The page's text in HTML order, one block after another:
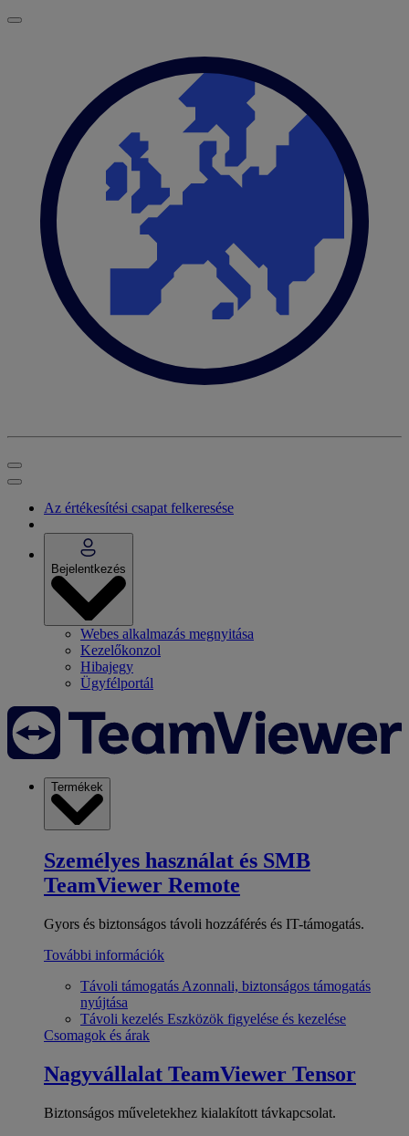
Az értékesítési csapat felkeresése
Bejelentkezés
Webes alkalmazás megnyitása
Kezelőkonzol
Hibajegy
Ügyfélportál
Termékek
Személyes használat és SMB
TeamViewer Remote
Gyors és biztonságos távoli hozzáférés és IT-támogatás.
További információk
Távoli támogatás Azonnali, biztonságos támogatás
nyújtása
Távoli kezelés Eszközök figyelése és kezelése
Csomagok és árak
Nagyvállalat TeamViewer Tensor
Biztonságos műveletekhez kialakított távkapcsolat.